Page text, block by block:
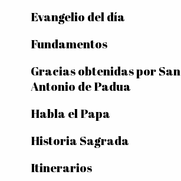
Evangelio del día
Fundamentos
Gracias obtenidas por San
Antonio de Padua
Habla el Papa
Historia Sagrada
Itinerarios